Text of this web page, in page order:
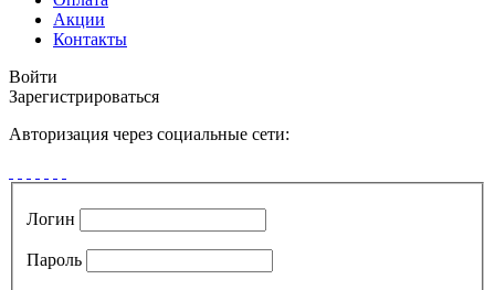
Акции
Контакты
Войти
Зарегистрироваться
Авторизация через социальные сети:
Логин
Пароль